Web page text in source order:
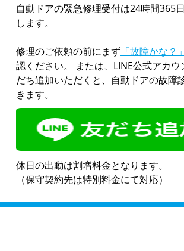
自動ドアの緊急修理受付は24時間365
します。
修理のご依頼の前にまず「故障かな？」
認ください。 または、LINE公式アカウ
だち追加いただくと、自動ドアの故障
きます。
休日の出動は割増料金となります。
（保守契約先は特別料金にて対応）